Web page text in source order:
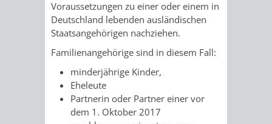
HILFE
MENSCHEN
MIT
BEHINDERUNG
MENSCHEN
MIT
DEMENZ
BERATUNGSERGEBNISSE
TAGESORDNUNG
/
UMLEGUNGSAUSSCHUSS
BERATENDE
Voraussetzungen zu einer oder einem in
Deutschland lebenden ausländischen
Staatsangehörigen nachziehen.
Familienangehörige sind in diesem Fall:
minderjährige Kinder,
Eheleute
Partnerin oder Partner einer vor
dem 1. Oktober 2017